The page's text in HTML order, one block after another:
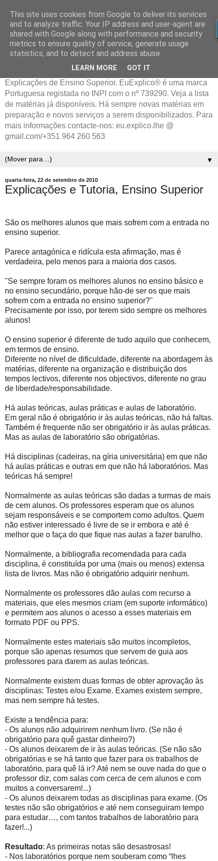
Explicações de Ensino Superior. EuExplico® é uma marca
Portuguesa registada no INPI com o nº 739290. Veja a lista
de matérias já disponíveis. Há sempre novas matérias em
preparação e novos serviços a serem disponibilizados. Para
mais informações contacte-nos: eu.explico.lhe @
gmail.com/+351 964 260 563
▼
quarta-feira, 22 de setembro de 2010
Explicações e Tutoria, Ensino Superior
São os melhores alunos que mais sofrem com a entrada no
ensino superior.
Parece antagónica e ridícula esta afirmação, mas é
verdadeira, pelo menos para a maioria dos casos.
"Se sempre foram os melhores alunos no ensino básico e
no ensino secundário, porque hão-de ser os que mais
sofrem com a entrada no ensino superior?"
Precisamente por isso, por terem sido sempre os melhores
alunos!
O ensino superior é diferente de tudo aquilo que conhecem,
em termos de ensino.
Diferente no nível de dificuldade, diferente na abordagem às
matérias, diferente na organização e distribuição dos
tempos lectivos, diferente nos objectivos, diferente no grau
de liberdade/responsabilidade.
Há aulas teóricas, aulas práticas e aulas de laboratório.
Em geral não é obrigatório ir às aulas teóricas, não há faltas.
Também é frequente não ser obrigatório ir às aulas práticas.
Mas as aulas de laboratório são obrigatórias.
Há disciplinas (cadeiras, na gíria universitária) em que não
há aulas práticas e outras em que não há laboratórios. Mas
teóricas há sempre!
Normalmente as aulas teóricas são dadas a turmas de mais
de cem alunos. Os professores esperam que os alunos
sejam responsáveis e se comportem como adultos. Quem
não estiver interessado é livre de se ir embora e até é
melhor que o faça do que fique nas aulas a fazer barulho.
Normalmente, a bibliografia recomendada para cada
disciplina, é constituída por uma (mais ou menos) extensa
lista de livros. Mas não é obrigatório adquirir nenhum.
Normalmente os professores dão aulas com recurso a
materiais, que eles mesmos criam (em suporte informático)
e permitem aos alunos o acesso a esses materiais em
formato PDF ou PPS.
Normalmente estes materiais são muitos incompletos,
porque são apenas resumos que servem de guia aos
professores para darem as aulas teóricas.
Normalmente existem duas formas de obter aprovação às
disciplinas: Testes e/ou Exame. Exames existem sempre,
mas nem sempre há testes.
Existe a tendência para:
- Os alunos não adquirirem nenhum livro. (Se não é
obrigatório para quê gastar dinheiro?)
- Os alunos deixarem de ir às aulas teóricas. (Se não são
obrigatórias e se há tanto que fazer para os trabalhos de
laboratório, para quê lá ir? Até nem se ouve nada do que o
professor diz, com salas com cerca de cem alunos e com
muitos a conversarem!...)
- Os alunos deixarem todas as disciplinas para exame. (Os
testes não são obrigatórios e até nem conseguiram tempo
para estudar…, com tantos trabalhos de laboratório para
fazer!...)
Resultado: As primeiras notas são desastrosas!
- Nos laboratórios porque nem souberam como “lhes
This site uses cookies from Google to deliver its services
and to analyze traffic. Your IP address and user-agent are
shared with Google along with performance and security
metrics to ensure quality of service, generate usage
statistics, and to detect and address abuse.
LEARN MORE GOT IT